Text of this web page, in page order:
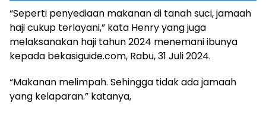
“Seperti penyediaan makanan di tanah suci, jamaah
haji cukup terlayani,” kata Henry yang juga
melaksanakan haji tahun 2024 menemani ibunya
kepada bekasiguide.com, Rabu, 31 Juli 2024.
“Makanan melimpah. Sehingga tidak ada jamaah
yang kelaparan.” katanya,